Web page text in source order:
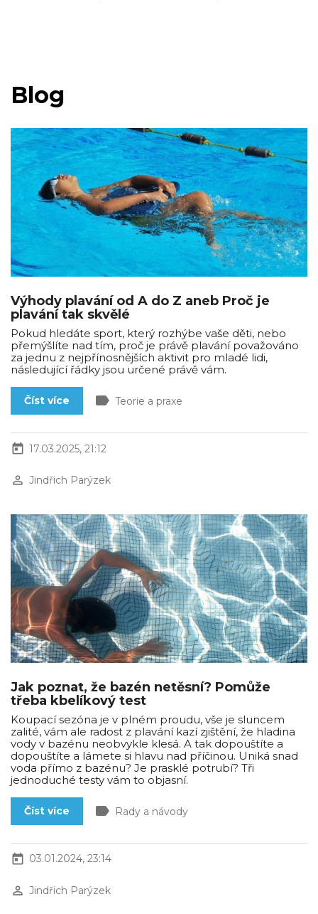
Blog
Výhody plavání od A do Z aneb Proč je
plavání tak skvělé
Pokud hledáte sport, který rozhýbe vaše děti, nebo
přemýšlíte nad tím, proč je právě plavání považováno
za jednu z nejpřínosnějších aktivit pro mladé lidi,
následující řádky jsou určené právě vám.
Číst více label Teorie a praxe
today 17.03.2025, 21:12
perm_identity Jindřich Parýzek
Jak poznat, že bazén netěsní? Pomůže
třeba kbelíkový test
Koupací sezóna je v plném proudu, vše je sluncem
zalité, vám ale radost z plavání kazí zjištění, že hladina
vody v bazénu neobvykle klesá. A tak dopouštíte a
dopouštíte a lámete si hlavu nad příčinou. Uniká snad
voda přímo z bazénu? Je prasklé potrubí? Tři
jednoduché testy vám to objasní.
Číst více label Rady a návody
today 03.01.2024, 23:14
perm_identity Jindřich Parýzek